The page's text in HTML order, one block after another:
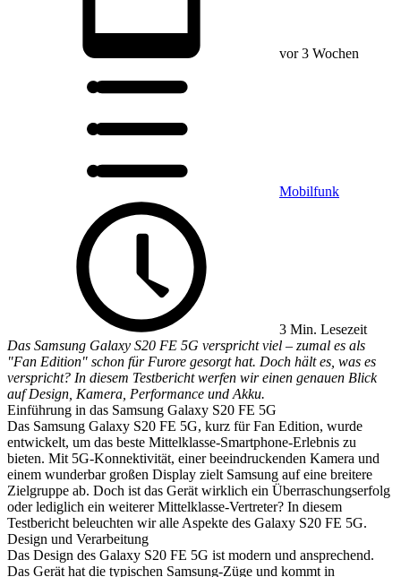
vor 3 Wochen
Mobilfunk
3 Min. Lesezeit
Das Samsung Galaxy S20 FE 5G verspricht viel – zumal es als
"Fan Edition" schon für Furore gesorgt hat. Doch hält es, was es
verspricht? In diesem Testbericht werfen wir einen genauen Blick
auf Design, Kamera, Performance und Akku.
Einführung in das Samsung Galaxy S20 FE 5G
Das Samsung Galaxy S20 FE 5G, kurz für Fan Edition, wurde
entwickelt, um das beste Mittelklasse-Smartphone-Erlebnis zu
bieten. Mit 5G-Konnektivität, einer beeindruckenden Kamera und
einem wunderbar großen Display zielt Samsung auf eine breitere
Zielgruppe ab. Doch ist das Gerät wirklich ein Überraschungserfolg
oder lediglich ein weiterer Mittelklasse-Vertreter? In diesem
Testbericht beleuchten wir alle Aspekte des Galaxy S20 FE 5G.
Design und Verarbeitung
Das Design des Galaxy S20 FE 5G ist modern und ansprechend.
Das Gerät hat die typischen Samsung-Züge und kommt in